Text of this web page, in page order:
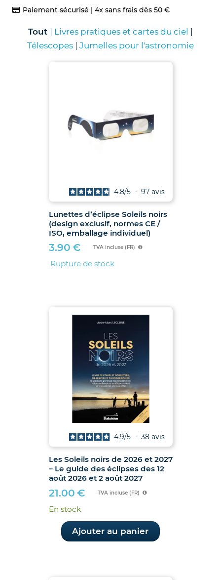
Le coin des enfants
Paiement sécurisé | 4x sans frais dès 50 €
Tout Livres pratiques et cartes du ciel
Télescopes
Jumelles pour l'astronomie
Lunettes d’éclipse Soleils noirs
(design exclusif, normes CE /
ISO, emballage individuel)
4.8/5 - 97 avis
3.90 € TVA incluse (FR)
Rupture de stock
Les Soleils noirs de 2026 et 2027
– Le guide des éclipses des 12
août 2026 et 2 août 2027
4.9/5 - 38 avis
21.00 € TVA incluse (FR)
En stock
Ajouter au panier